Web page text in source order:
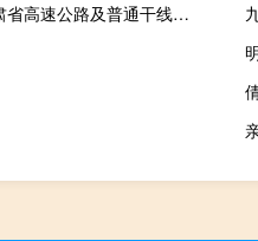
2023-09-27 21:03： 截至9月27日21时，甘肃省高速公路及普通干线公路天气阴或多云。S31柳敦高速西湖互通立交向北约4公里K69处往瓜州方向发生交通事故，道路半幅单车道通行。G22青兰高速兰州往定西方向，兰州东收费站附近K1853处一故障车占道，道路半幅单车道通行。甘肃省其余路段车流量适中，通行秩序良好 ​​​